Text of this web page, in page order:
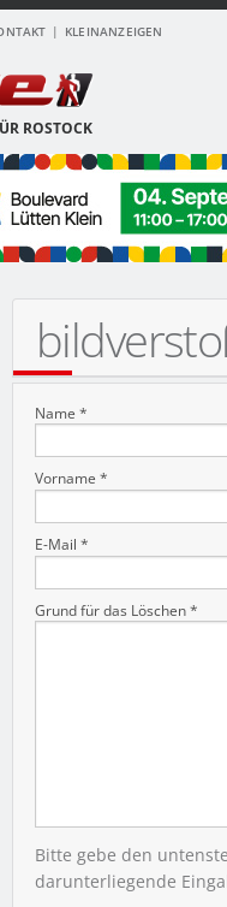
KLEINANZEIGEN
ROSTOCK
Name *
Vorname *
E-Mail *
Grund für das Löschen *
Bitte gebe den
darunterliegende